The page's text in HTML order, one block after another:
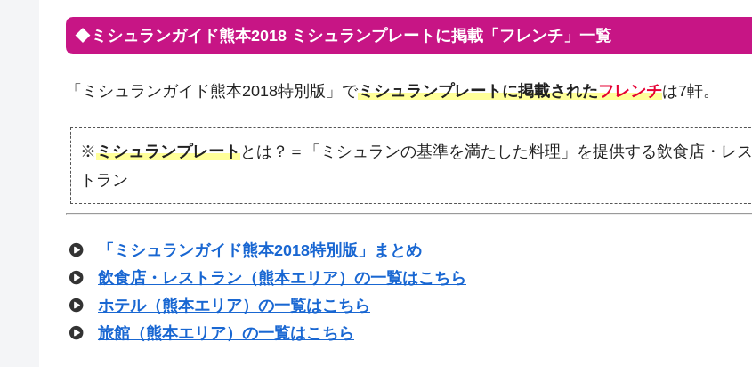
◆ ミシュランガイド熊本2018 ミシュランプレートに掲載「フレンチ」一覧
「ミシュランガイド熊本2018特別版」でミシュランプレートに掲載されたフレンチは7軒。
※ミシュランプレートとは？＝「ミシュランの基準を満たした料理」を提供する飲食店・レス
トラン
「ミシュランガイド熊本2018特別版」まとめ
飲食店・レストラン（熊本エリア）の一覧はこちら
ホテル（熊本エリア）の一覧はこちら
旅館（熊本エリア）の一覧はこちら